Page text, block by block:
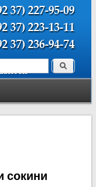
Поиск
сокини